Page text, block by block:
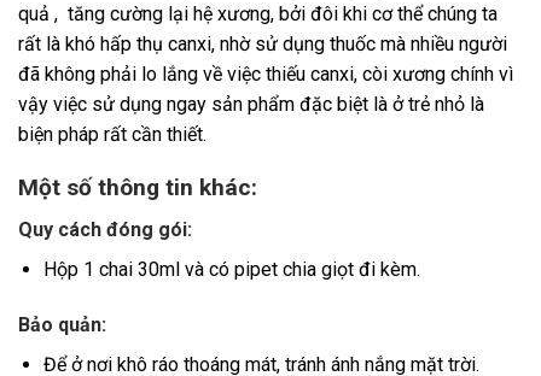
quả , tăng cường lại hệ xương, bởi đôi khi cơ thể chúng ta
rất là khó hấp thụ canxi, nhờ sử dụng thuốc mà nhiều người
đã không phải lo lắng về việc thiếu canxi, còi xương chính vì
vậy việc sử dụng ngay sản phẩm đặc biệt là ở trẻ nhỏ là
biện pháp rất cần thiết.
Một số thông tin khác:
Quy cách đóng gói:
Hộp 1 chai 30ml và có pipet chia giọt đi kèm.
Bảo quản:
Để ở nơi khô ráo thoáng mát, tránh ánh nắng mặt trời.